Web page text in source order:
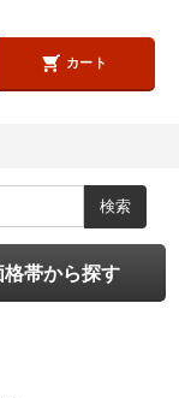
カート
格帯から探す